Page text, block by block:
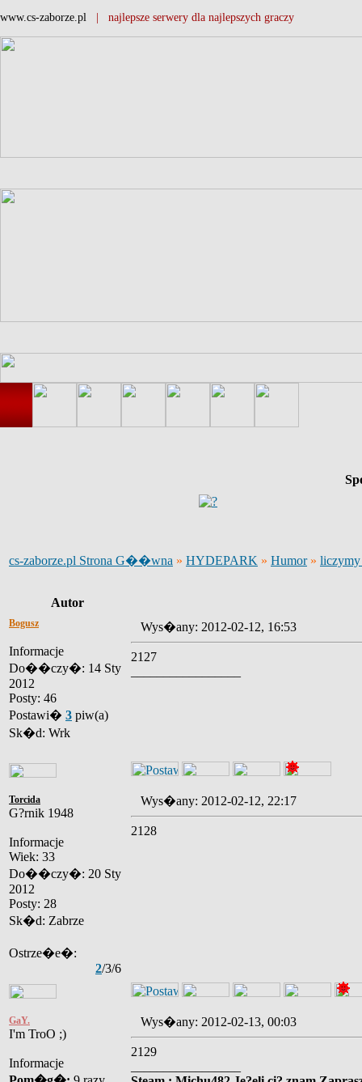
www.cs-zaborze.pl | najlepsze serwery dla najlepszych graczy
cs-zaborze.pl Strona G��wna » HYDEPARK » Humor» liczymy
Autor
Bogusz
Informacje
Do��czy�: 14 Sty
2012
Posty: 46
Postawi� 3 piw(a)
Sk�d: Wrk
Wys�any: 2012-02-12, 16:53
2127
Torcida
G?rnik 1948
Informacje
Wiek: 33
Do��czy�: 20 Sty
2012
Posty: 28
Sk�d: Zabrze
Ostrze�e�:
2/3/6
Wys�any: 2012-02-12, 22:17
2128
GaY.
I'm TroO ;)
Informacje
Wys�any: 2012-02-13, 00:03
2129